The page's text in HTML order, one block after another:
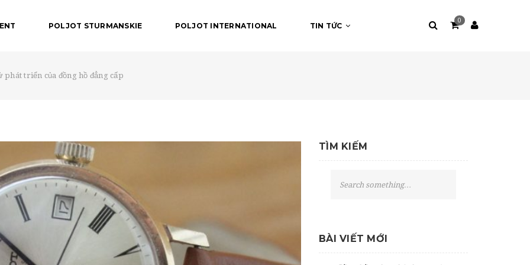
POLJOT STURMANSKIE POLJOT INTERNATIONAL TIN TỨC
0
phát triển của đồng hồ đẳng cấp
TÌM KIẾM
h
BÀI VIẾT MỚI